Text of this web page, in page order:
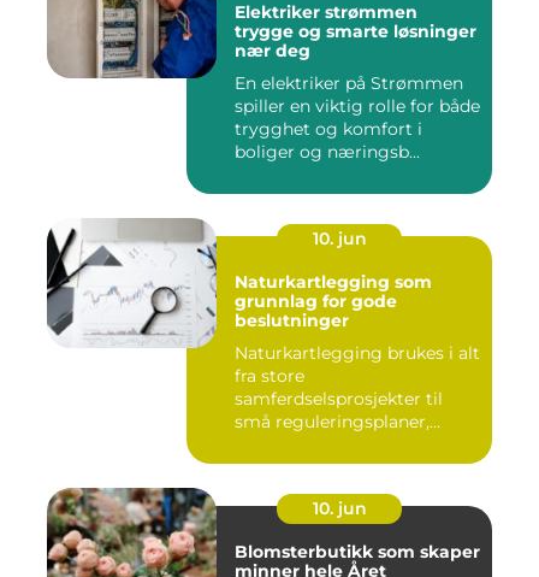
Elektriker strømmen
trygge og smarte løsninger
nær deg
En elektriker på Strømmen
spiller en viktig rolle for både
trygghet og komfort i
boliger og næringsb...
10. jun
Naturkartlegging som
grunnlag for gode
beslutninger
Naturkartlegging brukes i alt
fra store
samferdselsprosjekter til
små reguleringsplaner,
10. jun
Blomsterbutikk som skaper
minner hele Året